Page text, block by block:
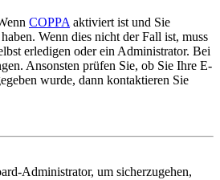
COPPA aktiviert ist und Sie
Wenn dies nicht der Fall ist, muss
erledigen oder ein Administrator. Bei
Ansonsten prüfen Sie, ob Sie Ihre E-
wurde, dann kontaktieren Sie
Administrator, um sicherzugehen,